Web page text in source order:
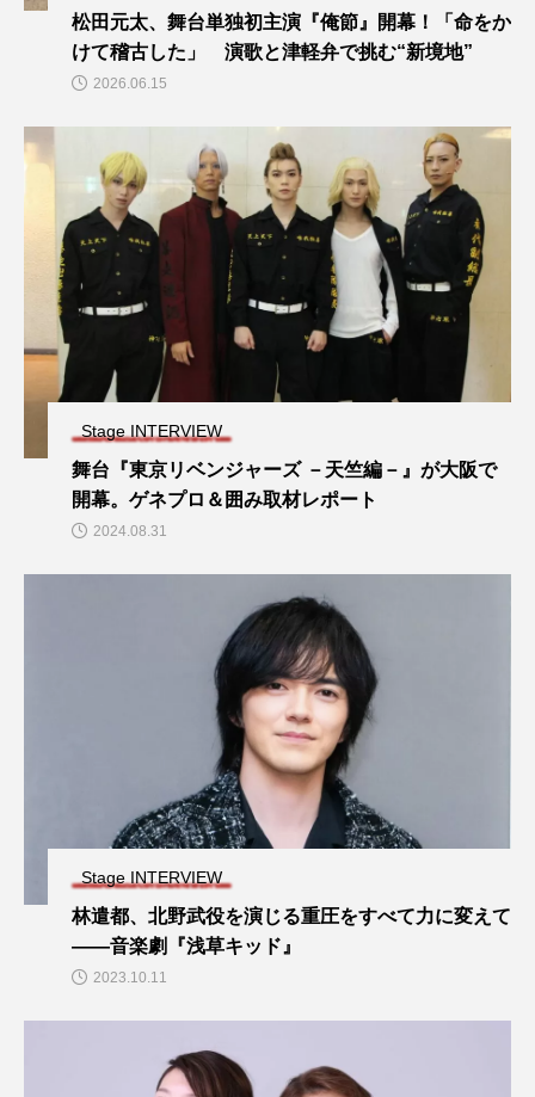
松田元太、舞台単独初主演『俺節』開幕！「命をか
けて稽古した」 演歌と津軽弁で挑む“新境地”
2026.06.15
Stage INTERVIEW
舞台『東京リベンジャーズ －天竺編－』が大阪で
開幕。ゲネプロ＆囲み取材レポート
2024.08.31
Stage INTERVIEW
林遣都、北野武役を演じる重圧をすべて力に変えて
——音楽劇『浅草キッド』
2023.10.11